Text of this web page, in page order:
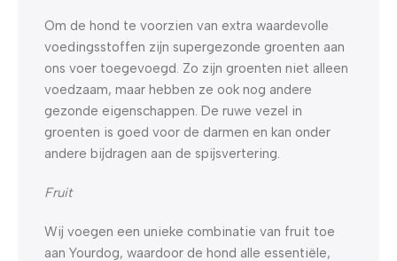
Om de hond te voorzien van extra waardevolle
voedingsstoffen zijn supergezonde groenten aan
ons voer toegevoegd. Zo zijn groenten niet alleen
voedzaam, maar hebben ze ook nog andere
gezonde eigenschappen. De ruwe vezel in
groenten is goed voor de darmen en kan onder
andere bijdragen aan de spijsvertering.
Fruit
Wij voegen een unieke combinatie van fruit toe
aan Yourdog, waardoor de hond alle essentiële,